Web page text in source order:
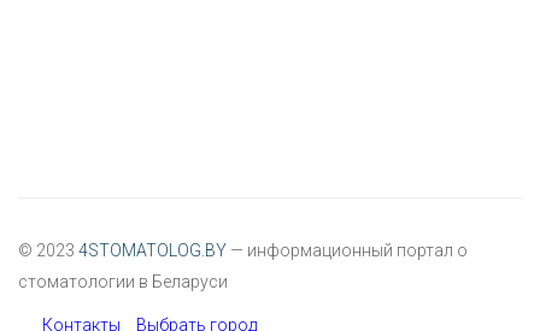
© 2023 4STOMATOLOG.BY — информационный портал о
стоматологии в Беларуси
Контакты Выбрать город